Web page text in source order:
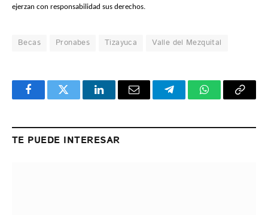
ejerzan con responsabilidad sus derechos.
Becas Pronabes Tizayuca Valle del Mezquital
FacebookTwitter LinkedInEmail TelegramWhatsApp
Copy
TE PUEDE INTERESAR